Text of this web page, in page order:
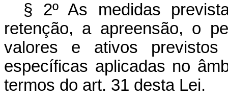
§ 2º As medidas
retenção, a apreensão, o
valores e ativos
específicas aplicadas no
termos do art. 31 desta Lei.